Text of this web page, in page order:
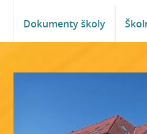
Dokumenty školy